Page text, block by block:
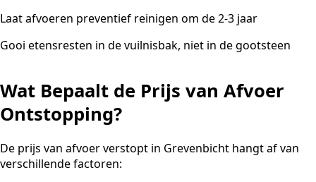
Laat afvoeren preventief reinigen om de 2-3 jaar
Gooi etensresten in de vuilnisbak, niet in de gootsteen
Wat Bepaalt de Prijs van Afvoer
Ontstopping?
De prijs van afvoer verstopt in Grevenbicht hangt af van
verschillende factoren: